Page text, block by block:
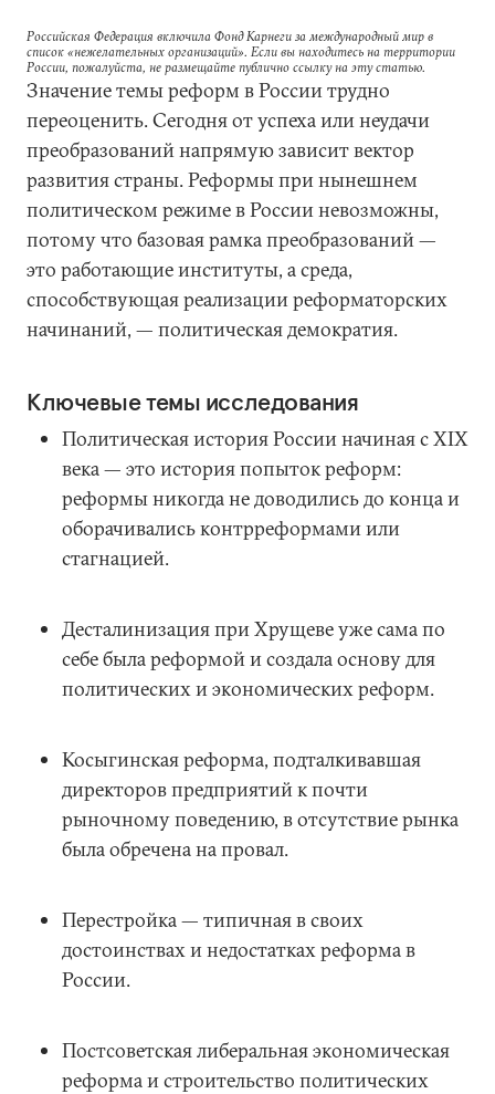
Российская Федерация включила Фонд Карнеги за международный мир в
список «нежелательных организаций». Если вы находитесь на территории
России, пожалуйста, не размещайте публично ссылку на эту статью.
Значение темы реформ в России трудно
переоценить. Сегодня от успеха или неудачи
преобразований напрямую зависит вектор
развития страны. Реформы при нынешнем
политическом режиме в России невозможны,
потому что базовая рамка преобразований —
это работающие институты, а среда,
способствующая реализации реформаторских
начинаний, — политическая демократия.
Ключевые темы исследования
Политическая история России начиная с XIX
века — это история попыток реформ:
реформы никогда не доводились до конца и
оборачивались контрреформами или
стагнацией.
Десталинизация при Хрущеве уже сама по
себе была реформой и создала основу для
политических и экономических реформ.
Косыгинская реформа, подталкивавшая
директоров предприятий к почти
рыночному поведению, в отсутствие рынка
была обречена на провал.
Перестройка — типичная в своих
достоинствах и недостатках реформа в
России.
Постсоветская либеральная экономическая
реформа и строительство политических